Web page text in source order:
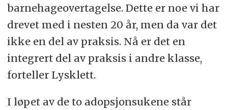
barnehageovertagelse. Dette er noe vi har
drevet med i nesten 20 år, men da var det
ikke en del av praksis. Nå er det en
integrert del av praksis i andre klasse,
forteller Lysklett.
I løpet av de to adopsjonsukene står